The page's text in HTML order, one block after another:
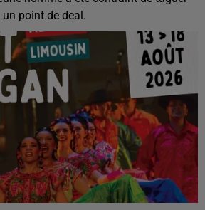
point de deal.